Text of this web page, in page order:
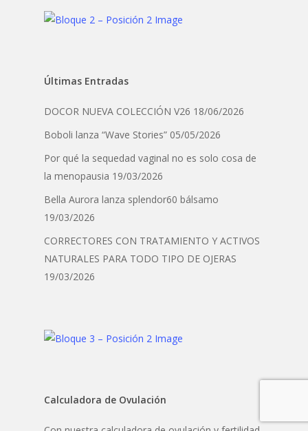
Últimas Entradas
DOCOR NUEVA COLECCIÓN V26 18/06/2026
Boboli lanza “Wave Stories” 05/05/2026
Por qué la sequedad vaginal no es solo cosa de
la menopausia 19/03/2026
Bella Aurora lanza splendor60 bálsamo
19/03/2026
CORRECTORES CON TRATAMIENTO Y ACTIVOS
NATURALES PARA TODO TIPO DE OJERAS
19/03/2026
Calculadora de Ovulación